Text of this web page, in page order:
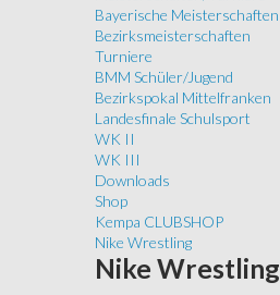
Bayerische Meisterschaften
Bezirksmeisterschaften
Turniere
BMM Schüler/Jugend
Bezirkspokal Mittelfranken
Landesfinale Schulsport
WK II
WK III
Downloads
Shop
Kempa CLUBSHOP
Nike Wrestling
Nike Wrestling